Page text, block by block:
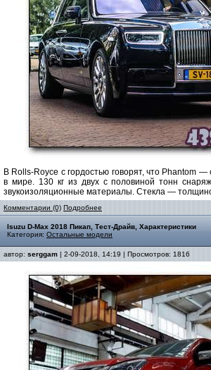
В Rolls-Royce с гордостью говорят, что Phantom
в мире. 130 кг из двух с половиной тонн
звукоизоляционные материалы. Стекла —
Комментарии (0) Подробнее
Isuzu D-Max 2018 Пикап, Тест-Драйв, Характеристики
Категория: Остальные модели
автор: serggam | 2-09-2018, 14:19 | Просмотров: 1816